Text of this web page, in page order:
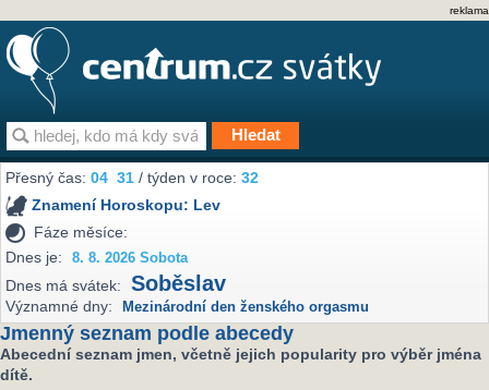
reklama
Přesný čas:04 31 / týden v roce:32
Znamení Horoskopu: Lev
Fáze měsíce:
Dnes je:
8. 8. 2026 Sobota
Dnes má svátek: Soběslav
Významné dny: Mezinárodní den ženského orgasmu
Jmenný seznam podle abecedy
Abecední seznam jmen, včetně jejich popularity pro výběr jména
dítě.